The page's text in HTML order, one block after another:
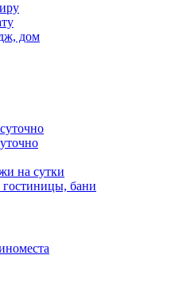
дом
на сутки
бани